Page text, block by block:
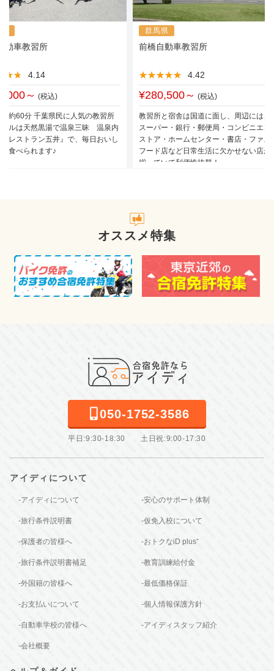
動車教習所
4.14
～ (税込)
約60分 千葉県民に人気の教習所
テルは天然黒湯で温泉三昧 温泉内
レストラン五井』で、毎日おいし
食べられます♪
群馬県
前橋自動車教習所
★★★★★
★★★★★ 4.42
¥280,500～ (税込)
教習所と宿舎は国道に面し、周辺には、
スーパー・銀行・郵便局・コンビニエン
ストア・ホームセンター・書店・ファス
フード店など日常生活に欠かせない店が
揃っていて利便性抜群！
オススメ特集
050-1752-3586
平日:9:30-18:30 土日祝:9:00-17:30
アイディについて
-アイディについて -安心のサポート体制
-旅行条件説明書 -仮免入校について
-保護者の皆様へ -おトクなiD plus⁺
-旅行条件説明書補足 -教育訓練給付金
-外国籍の皆様へ -最低価格保証
-お支払いについて -個人情報保護方針
-自動車学校の皆様へ -アイディスタッフ紹介
-会社概要